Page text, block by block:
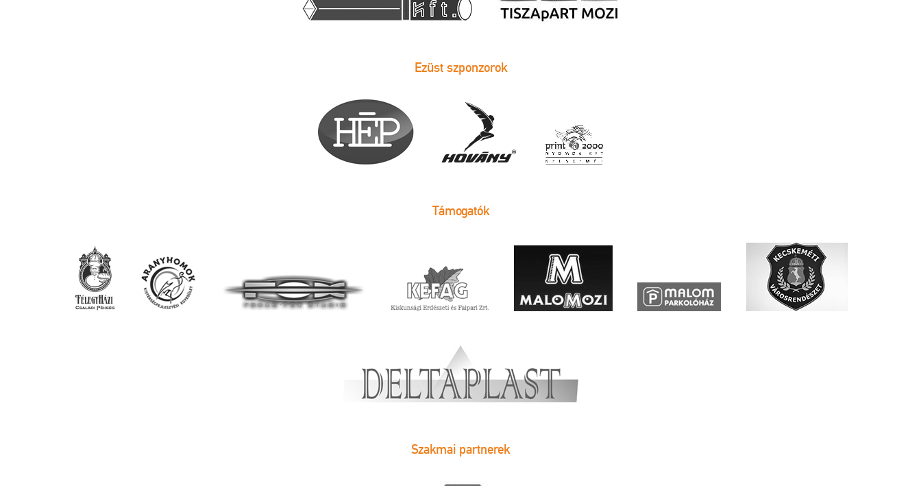
Ezüst szponzorok
Támogatók
Szakmai partnerek